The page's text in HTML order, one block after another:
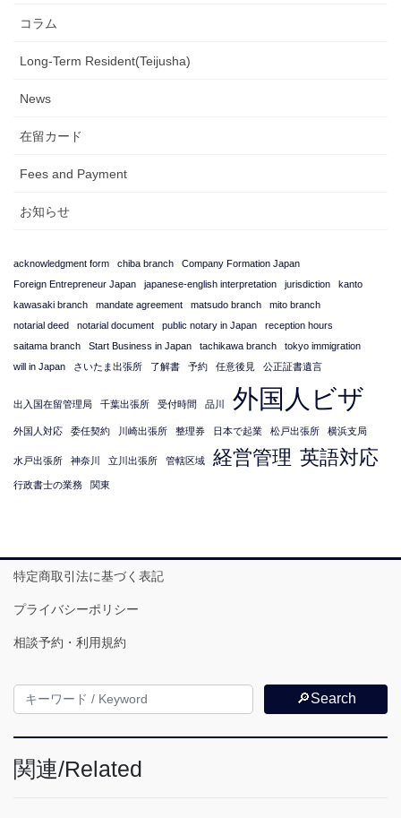
コラム
Long-Term Resident(Teijusha)
News
在留カード
Fees and Payment
お知らせ
acknowledgment form chiba branch
Company Formation Japan
Foreign Entrepreneur Japan
japanese-english interpretation jurisdiction
kanto
kawasaki branch
mandate agreement matsudo branch
mito branch
notarial deed
notarial document public notary in Japan
reception hours
saitama branch
Start Business in Japan tachikawa branch
tokyo immigration
will in Japan
さいたま出張所 了解書 予約 任意後見 公正証書遺言
出入国在留管理局 千葉出張所 受付時間 品川 外国人ビザ
外国人対応 委任契約 川崎出張所 整理券 日本で起業 松戸出張所 横浜支局
水戸出張所 神奈川 立川出張所 管轄区域 経営管理 英語対応
行政書士の業務 関東
特定商取引法に基づく表記
プライバシーポリシー
相談予約・利用規約
🔎Search
関連/Related